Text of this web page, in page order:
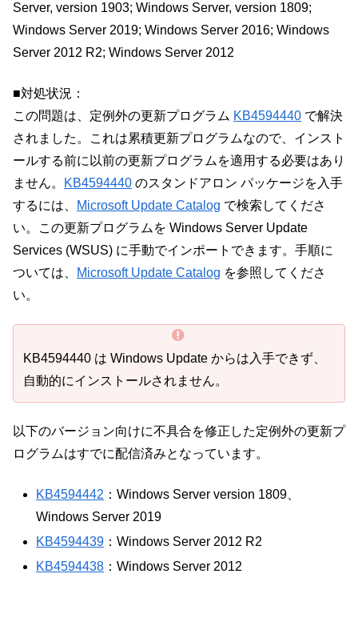
Server, version 1903; Windows Server, version 1809;
Windows Server 2019; Windows Server 2016; Windows
Server 2012 R2; Windows Server 2012
■対処状況：
この問題は、定例外の更新プログラム KB4594440 で解決
されました。これは累積更新プログラムなので、インスト
ールする前に以前の更新プログラムを適用する必要はあり
ません。
KB4594440 のスタンドアロン パッケージを入手
するには、
Microsoft Update Catalog で検索してくださ
い。この更新プログラムを Windows Server Update
Services (WSUS) に手動でインポートできます。手順に
ついては、
Microsoft Update Catalog を参照してくださ
い。
KB4594440 は Windows Update からは入手できず、
自動的にインストールされません。
以下のバージョン向けに不具合を修正した定例外の更新プ
ログラムはすでに配信済みとなっています。
KB4594442 ：Windows Server version 1809、
Windows Server 2019
KB4594439 ：Windows Server 2012 R2
KB4594438 ：Windows Server 2012